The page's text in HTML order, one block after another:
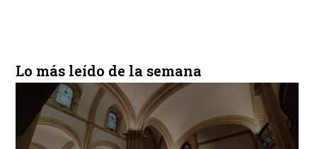
Lo más leído de la semana